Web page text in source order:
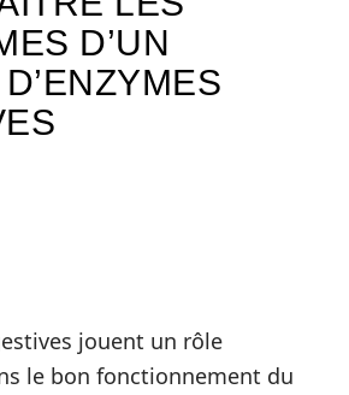
D’UN
jouent un rôle
le bon fonctionnement du